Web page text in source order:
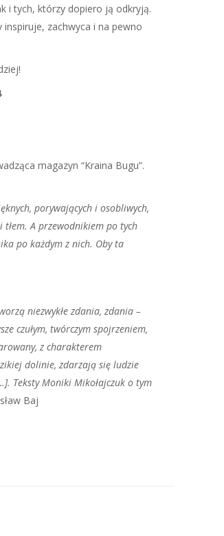
i tych, którzy dopiero ją odkryją.
zachwyca i na pewno
magazyn “Kraina Bugu”.
porywających i osobliwych,
tłem. A przewodnikiem po tych
po każdym z nich. Oby ta
niezwykłe zdania, zdania –
czułym, twórczym spojrzeniem,
z charakterem
dolinie, zdarzają się ludzie
Teksty Moniki Mikołajczuk o tym
Baj